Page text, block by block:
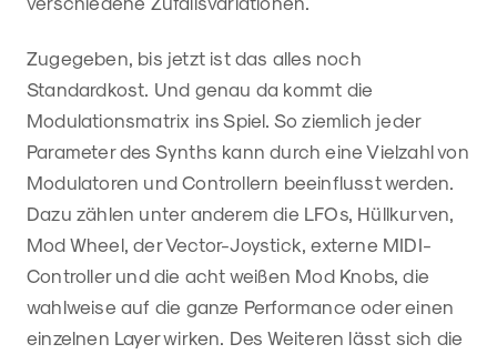
Zugegeben, bis jetzt ist das alles noch
Standardkost. Und genau da kommt die
Modulationsmatrix ins Spiel. So ziemlich jeder
Parameter des Synths kann durch eine Vielzahl von
Modulatoren und Controllern beeinflusst werden.
Dazu zählen unter anderem die LFOs, Hüllkurven,
Mod Wheel, der Vector-Joystick, externe MIDI-
Controller und die acht weißen Mod Knobs, die
wahlweise auf die ganze Performance oder einen
einzelnen Layer wirken. Des Weiteren lässt sich die